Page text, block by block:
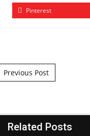
Pinterest
navigation
Previous Post
Related Posts